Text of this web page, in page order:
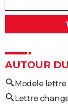
AUTOUR
Modele
Lettre